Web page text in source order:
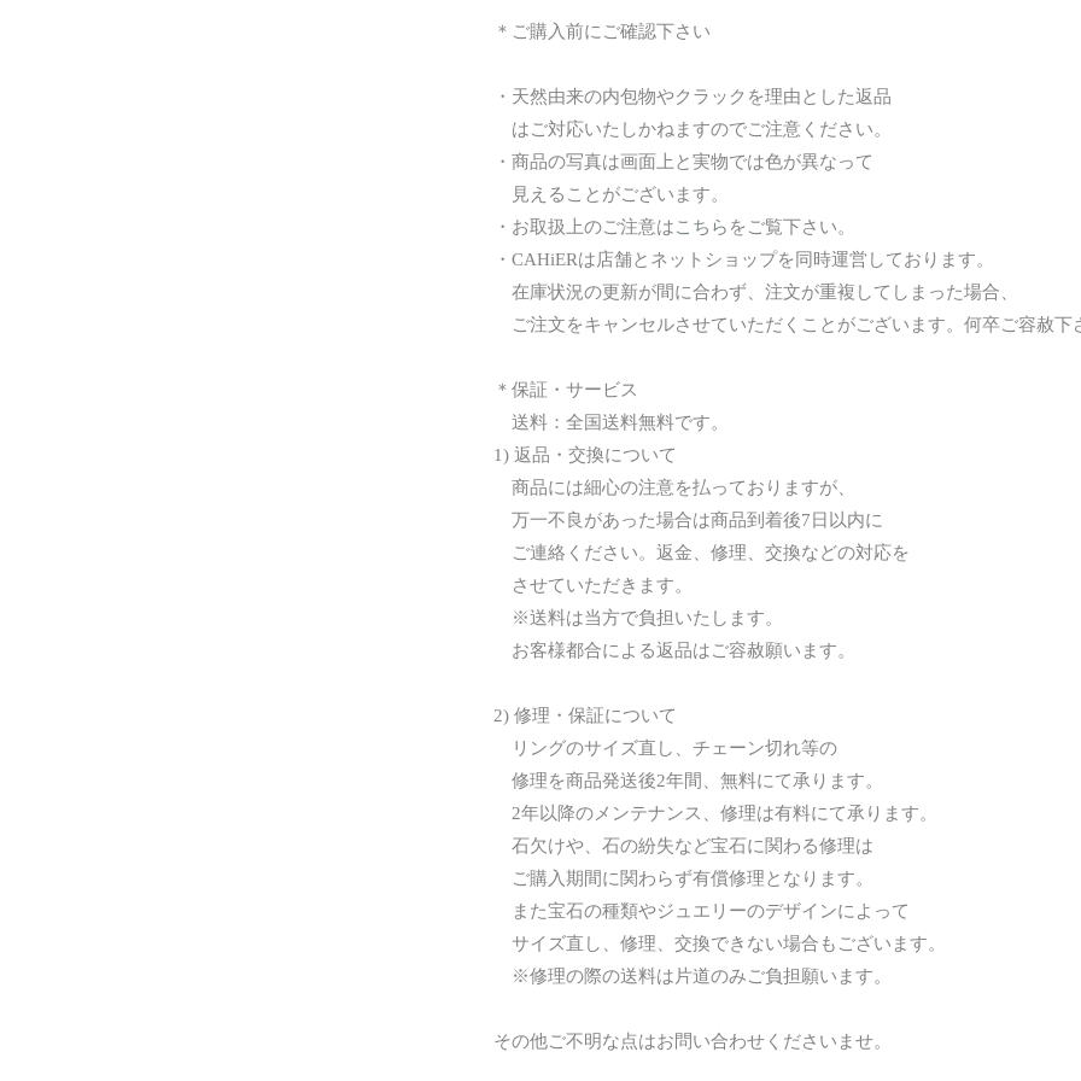
＊ご購入前にご確認下さい
・天然由来の内包物やクラックを理由とした返品
はご対応いたしかねますのでご注意ください。
・商品の写真は画面上と実物では色が異なって
見えることがございます。
・お取扱上のご注意はこちら をご覧下さい。
・CAHiERは店舗とネットショップを同時運営しております。
在庫状況の更新が間に合わず、注文が重複してしまった場合、
ご注文をキャンセルさせていただくことがございます。何卒ご容赦下
＊保証・サービス
送料：全国送料無料です。
1) 返品・交換について
商品には細心の注意を払っておりますが、
万一不良があった場合は商品到着後7日以内に
ご連絡ください。返金、修理、交換などの対応を
させていただきます。
※送料は当方で負担いたします。
お客様都合による返品はご容赦願います。
2) 修理・保証について
リングのサイズ直し、チェーン切れ等の
修理を商品発送後2年間、無料にて承ります。
2年以降のメンテナンス、修理は有料にて承ります。
石欠けや、石の紛失など宝石に関わる修理は
ご購入期間に関わらず有償修理となります。
また宝石の種類やジュエリーのデザインによって
サイズ直し、修理、交換できない場合もございます。
※修理の際の送料は片道のみご負担願います。
その他ご不明な点はお問い合わせくださいませ。